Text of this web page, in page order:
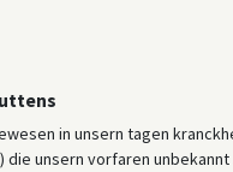
in unsern tagen
die unsern vorfaren